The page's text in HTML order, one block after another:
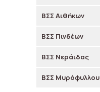
ΒΣΣ Αιθήκων
ΒΣΣ Πινδέων
ΒΣΣ Νεράιδας
ΒΣΣ Μυρόφυλλου